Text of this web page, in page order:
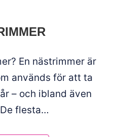
En nästrimmer är
används för att ta
– och ibland även
flesta…